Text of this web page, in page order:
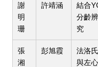
謝
明
珊
許靖涵
結合
分齡
究
張
湘
彭旭霞
法洛
與左